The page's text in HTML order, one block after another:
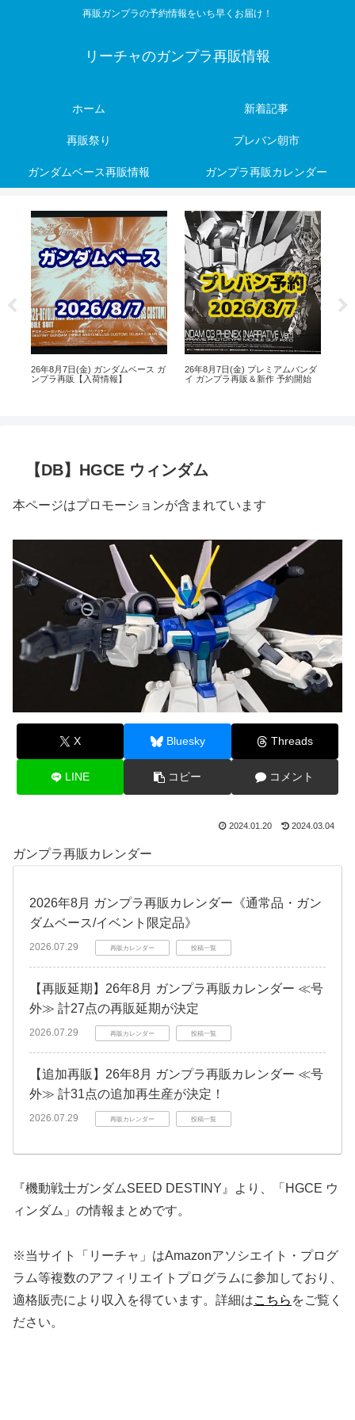
再販ガンプラの予約情報をいち早くお届け！
リーチャのガンプラ再販情報
ホーム 新着記事
再販祭り プレバン朝市
ガンダムベース再販情報 ガンプラ再販カレンダー
26年8月7日(金) ガンダムベース ガ
ンプラ再販【入荷情報】
26年8月7日(金) プレミアムバンダ
イ ガンプラ再販＆新作 予約開始
【DB】HGCE ウィンダム
本ページはプロモーションが含まれています
X Bluesky Threads
LINE コピー コメント
2024.01.20 2024.03.04
ガンプラ再販カレンダー
2026年8月 ガンプラ再販カレンダー《通常品・ガン
ダムベース/イベント限定品》
2026.07.29 再販カレンダー 投稿一覧
【再販延期】26年8月 ガンプラ再販カレンダー ≪号
外≫ 計27点の再販延期が決定
2026.07.29 再販カレンダー 投稿一覧
【追加再販】26年8月 ガンプラ再販カレンダー ≪号
外≫ 計31点の追加再生産が決定！
2026.07.29 再販カレンダー 投稿一覧
『機動戦士ガンダムSEED DESTINY』より、「HGCE ウ
ィンダム」の情報まとめです。
※当サイト「リーチャ」はAmazonアソシエイト・プログ
ラム等複数のアフィリエイトプログラムに参加しており、
適格販売により収入を得ています。詳細はこちら をご覧く
ださい。